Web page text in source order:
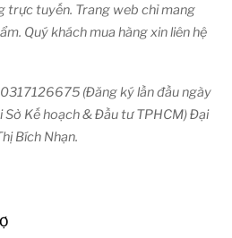
trực tuyến. Trang web chỉ mang
Quý khách mua hàng xin liên hệ
(Đăng ký lần đầu ngày
Kế hoạch & Đầu tư TPHCM) Đại
Bích Nhạn.